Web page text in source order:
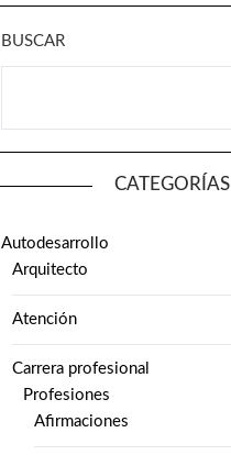
BUSCAR
CATEGORÍAS
Autodesarrollo
Arquitecto
Atención
Carrera profesional
Profesiones
Afirmaciones